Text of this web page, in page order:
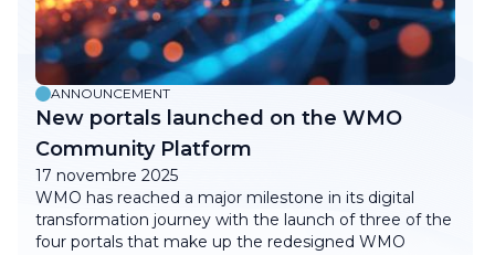
ANNOUNCEMENT
New portals launched on the WMO
Community Platform
17 novembre 2025
WMO has reached a major milestone in its digital
transformation journey with the launch of three of the
four portals that make up the redesigned WMO